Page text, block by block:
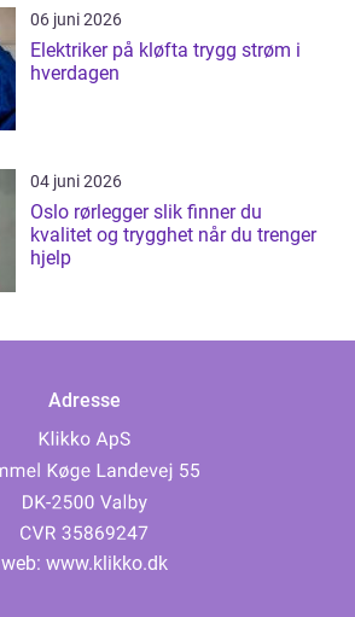
06 juni 2026
Elektriker på kløfta trygg strøm i
hverdagen
04 juni 2026
Oslo rørlegger slik finner du
kvalitet og trygghet når du trenger
hjelp
Adresse
web: www.klikko.dk